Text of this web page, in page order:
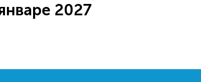
2027